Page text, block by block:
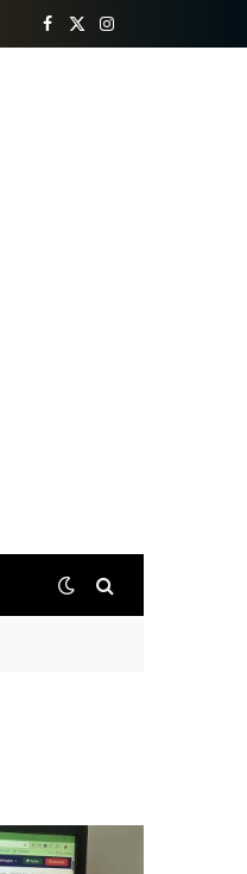
Facebook
X
Instagram